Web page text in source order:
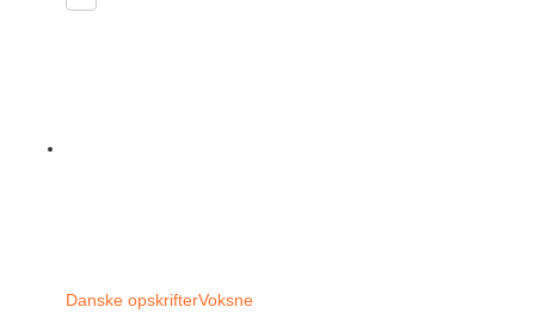
Danske opskrifterVoksne